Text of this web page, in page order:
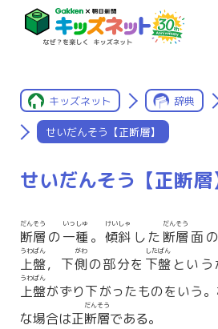
キッズネット 辞典
せいだんそう【正断層】
せいだんそう【正断層
断層
だんそう
の一種
いっしゅ
。 傾斜
けいしゃ
した 断層
だんそう
面
上盤
うわばん
，下側
がわ
の部分を 下盤
したばん
という
上盤
うわばん
がずり下がったものをいう。
な場合は正断層
だんそう
である。